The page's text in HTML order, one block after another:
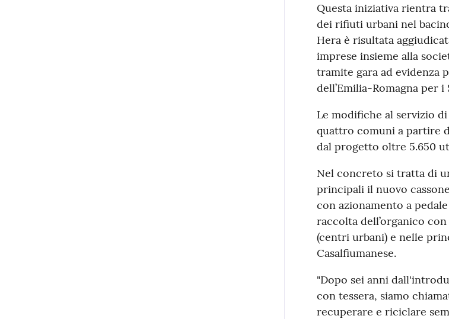
Questa iniziativa rientra
dei rifiuti urbani nel
Hera è risultata
imprese insieme alla
tramite gara ad evidenza
dell’Emilia-Romagna per
Le modifiche al servizio
quattro comuni a partire
dal progetto oltre 5.650
Nel concreto si tratta di
principali il nuovo
con azionamento a
raccolta dell’organico
(centri urbani) e nelle
Casalfiumanese.
"Dopo sei anni
con tessera, siamo
recuperare e riciclare